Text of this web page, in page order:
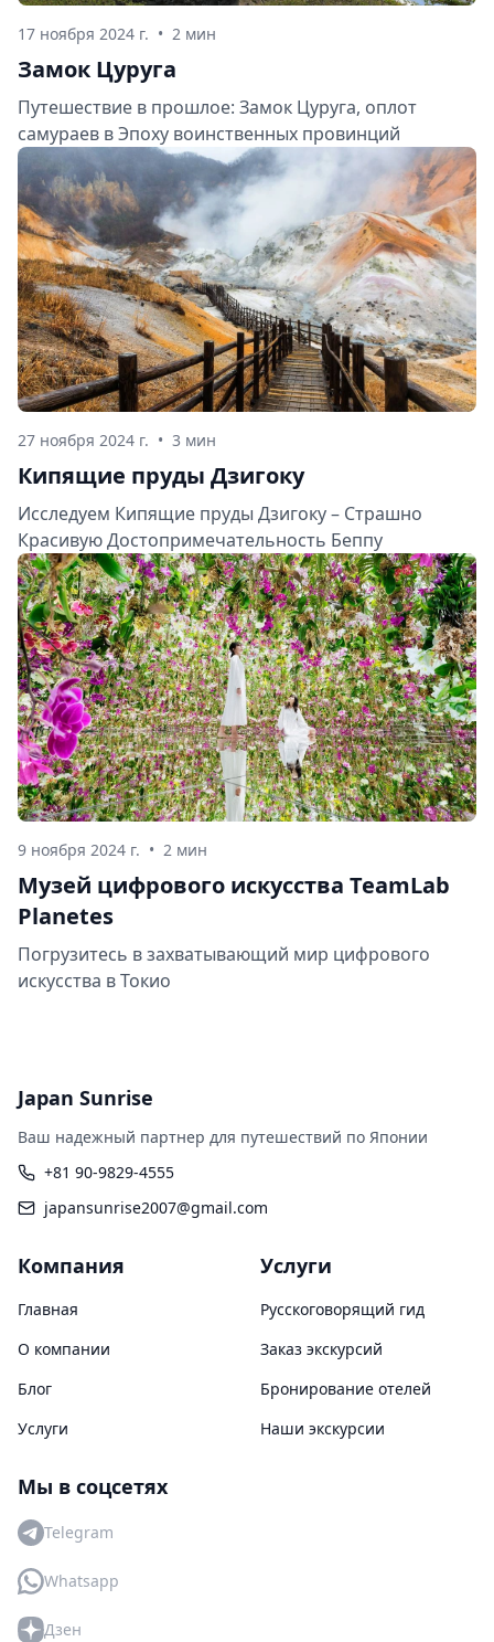
17 ноября 2024 г. • 2 мин
Замок Цуруга
Путешествие в прошлое: Замок Цуруга, оплот
самураев в Эпоху воинственных провинций
27 ноября 2024 г. • 3 мин
Кипящие пруды Дзигоку
Исследуем Кипящие пруды Дзигоку – Страшно
Красивую Достопримечательность Беппу
9 ноября 2024 г. • 2 мин
Музей цифрового искусства TeamLab
Planetes
Погрузитесь в захватывающий мир цифрового
искусства в Токио
Japan Sunrise
Ваш надежный партнер для путешествий по Японии
+81 90-9829-4555
japansunrise2007@gmail.com
Компания
Главная
О компании
Блог
Услуги
Услуги
Русскоговорящий гид
Заказ экскурсий
Бронирование отелей
Наши экскурсии
Мы в соцсетях
Telegram
Whatsapp
Дзен